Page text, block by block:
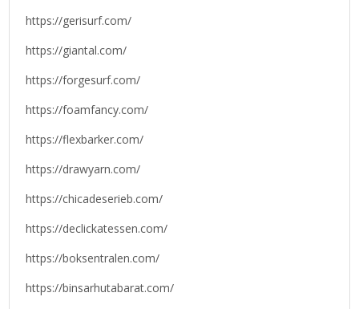
https://gerisurf.com/
https://giantal.com/
https://forgesurf.com/
https://foamfancy.com/
https://flexbarker.com/
https://drawyarn.com/
https://chicadeserieb.com/
https://declickatessen.com/
https://boksentralen.com/
https://binsarhutabarat.com/